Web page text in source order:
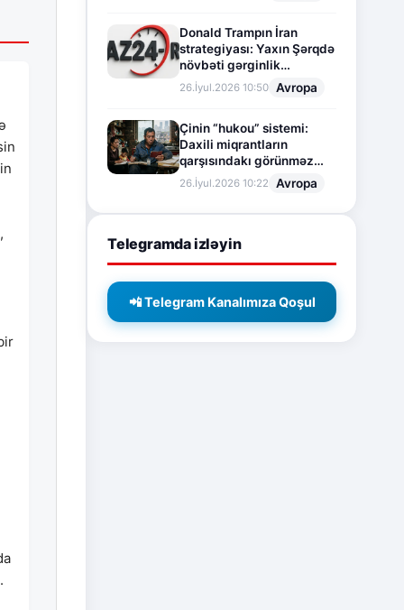
Donald Trampın İran
strategiyası: Yaxın Şərqdə
növbəti gərginlik
mərhələsi
26.İyul.2026 10:50 Avropa
Çinin “hukou” sistemi:
Daxili miqrantların
qarşısındakı görünməz
sədd
26.İyul.2026 10:22 Avropa
Telegramda izləyin
📲 Telegram Kanalımıza Qoşul